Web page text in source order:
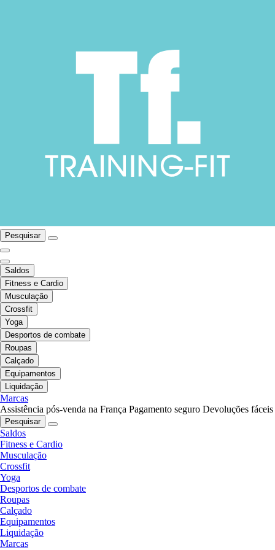
Pesquisar
Saldos
Fitness e Cardio
Musculação
Crossfit
Yoga
Desportos de combate
Roupas
Calçado
Equipamentos
Liquidação
Marcas
Assistência pós-venda na França Pagamento seguro Devoluções fáceis
Pesquisar
Saldos
Fitness e Cardio
Musculação
Crossfit
Yoga
Desportos de combate
Roupas
Calçado
Equipamentos
Liquidação
Marcas